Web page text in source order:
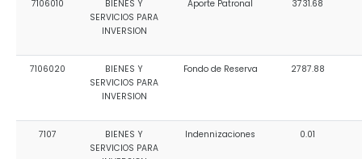
7106010
BIENES Y
SERVICIOS PARA
INVERSION
Aporte Patronal 3731.68
7106020
BIENES Y
SERVICIOS PARA
INVERSION
Fondo de Reserva 2787.88
7107
BIENES Y
SERVICIOS PARA
Indennizaciones 0.01